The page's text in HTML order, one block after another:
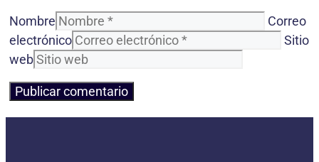
Nombre
Correo
electrónico
Sitio
web